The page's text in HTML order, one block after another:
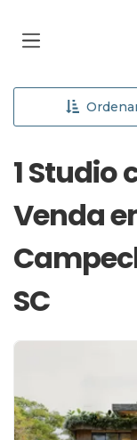
1 Studio
Venda
SC